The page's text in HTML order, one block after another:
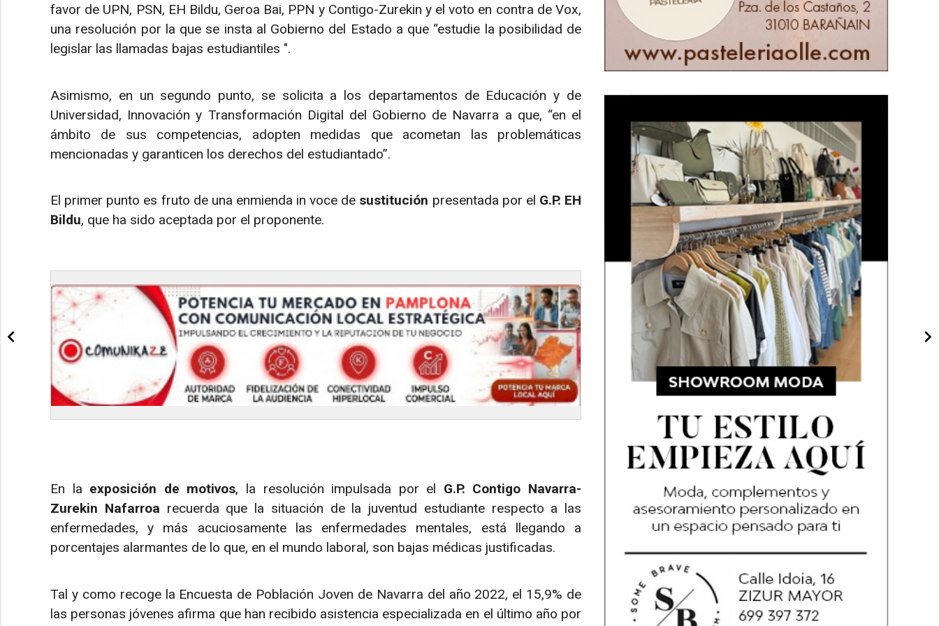
favor de UPN, PSN, EH Bildu, Geroa Bai, PPN y Contigo-Zurekin y el voto en contra de Vox,
una resolución por la que se insta al Gobierno del Estado a que “estudie la posibilidad de
legislar las llamadas bajas estudiantiles ".
Asimismo, en un segundo punto, se solicita a los departamentos de Educación y de
Universidad, Innovación y Transformación Digital del Gobierno de Navarra a que, “en el
ámbito de sus competencias, adopten medidas que acometan las problemáticas
mencionadas y garanticen los derechos del estudiantado”.
El primer punto es fruto de una enmienda in voce de sustitución presentada por el G.P. EH
Bildu, que ha sido aceptada por el proponente.
En la exposición de motivos, la resolución impulsada por el G.P. Contigo Navarra-
Zurekin Nafarroa recuerda que la situación de la juventud estudiante respecto a las
enfermedades, y más acuciosamente las enfermedades mentales, está llegando a
porcentajes alarmantes de lo que, en el mundo laboral, son bajas médicas justificadas.
Tal y como recoge la Encuesta de Población Joven de Navarra del año 2022, el 15,9% de
las personas jóvenes afirma que han recibido asistencia especializada en el último año por